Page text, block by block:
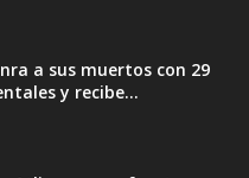
a sus muertos con 29
y recibe...